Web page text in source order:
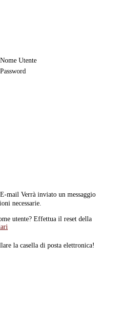
Nome Utente
Password
E-mail Verrà inviato un messaggio
necessarie.
utente? Effettua il reset della
la casella di posta elettronica!